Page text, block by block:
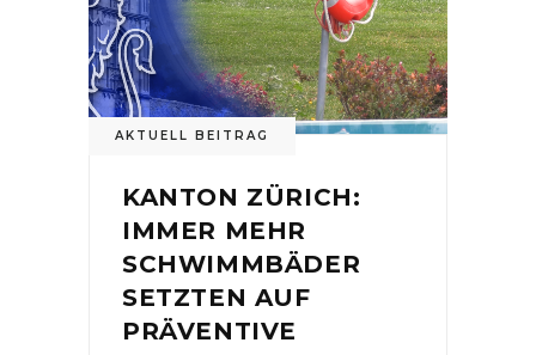
AKTUELL BEITRAG
KANTON ZÜRICH:
IMMER MEHR
SCHWIMMBÄDER
SETZTEN AUF
PRÄVENTIVE